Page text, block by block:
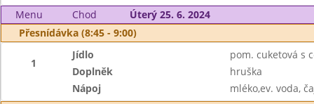
Menu
Chod
Úterý 25. 6. 2024
Přesnídávka (8:45 - 9:00)
1
Jídlo
pom. cuketová s
Doplněk
hruška
Nápoj
mléko,ev. voda,